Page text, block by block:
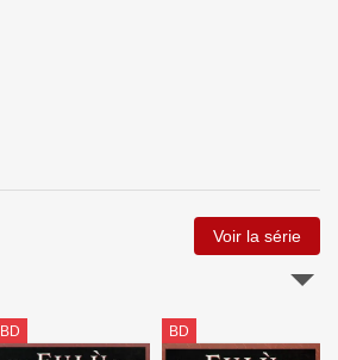
Voir la série
BD BD